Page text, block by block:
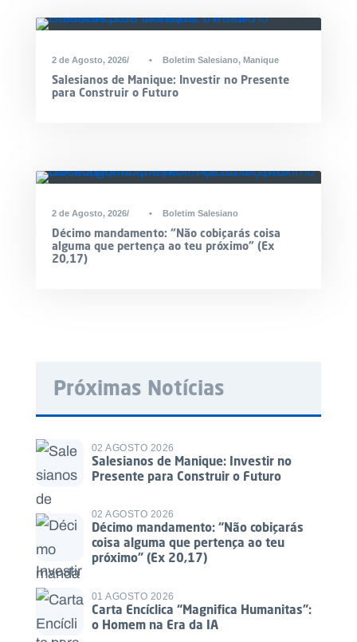
2 de Agosto, 2026 • Boletim Salesiano, Manique
Salesianos de Manique: Investir no Presente
para Construir o Futuro
2 de Agosto, 2026 • Boletim Salesiano
Décimo mandamento: “Não cobiçarás coisa
alguma que pertença ao teu próximo” (Ex
20,17)
Próximas Notícias
02 AGOSTO 2026
Salesianos de Manique: Investir no
Presente para Construir o Futuro
02 AGOSTO 2026
Décimo mandamento: “Não cobiçarás
coisa alguma que pertença ao teu
próximo” (Ex 20,17)
01 AGOSTO 2026
Carta Encíclica “Magnifica Humanitas”:
o Homem na Era da IA